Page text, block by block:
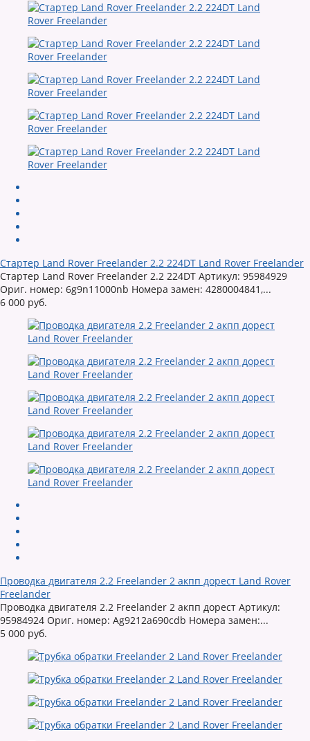
Стартер Land Rover Freelander 2.2 224DT Land Rover Freelander
Стартер Land Rover Freelander 2.2 224DT Артикул: 95984929
Ориг. номер: 6g9n11000nb Номера замен: 4280004841,...
6 000 руб.
Проводка двигателя 2.2 Freelander 2 акпп дорест Land Rover
Freelander
Проводка двигателя 2.2 Freelander 2 акпп дорест Артикул:
95984924 Ориг. номер: Ag9212a690cdb Номера замен:...
5 000 руб.